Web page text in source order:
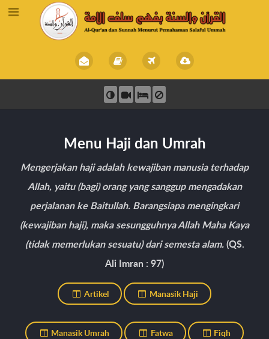
Menu Haji dan Umrah
Mengerjakan haji adalah kewajiban manusia terhadap
Allah, yaitu (bagi) orang yang sanggup mengadakan
perjalanan ke Baitullah. Barangsiapa mengingkari
(kewajiban haji), maka sesungguhnya Allah Maha Kaya
(tidak memerlukan sesuatu) dari semesta alam.(QS.
Ali Imran : 97)
Artikel Manasik Haji
Manasik Umrah Fatwa Fiqh